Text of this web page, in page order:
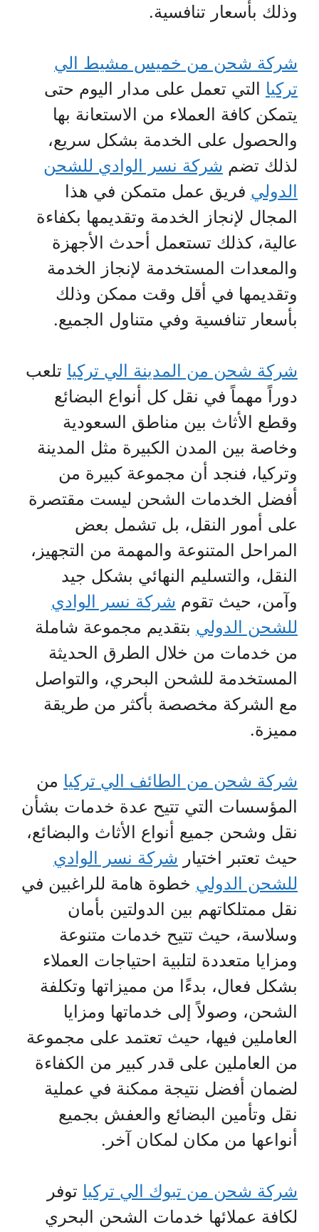
وذلك بأسعار تنافسية.
شركة شحن من خميس مشيط الي
تركيا التي تعمل على مدار اليوم حتى
يتمكن كافة العملاء من الاستعانة بها
والحصول على الخدمة بشكل سريع،
لذلك تضم شركة نسر الوادي للشحن
الدولي فريق عمل متمكن في هذا
المجال لإنجاز الخدمة وتقديمها بكفاءة
عالية، كذلك تستعمل أحدث الأجهزة
والمعدات المستخدمة لإنجاز الخدمة
وتقديمها في أقل وقت ممكن وذلك
بأسعار تنافسية وفي متناول الجميع.
شركة شحن من المدينة الي تركيا تلعب
دوراً مهماً في نقل كل أنواع البضائع
وقطع الأثاث بين مناطق السعودية
وخاصة بين المدن الكبيرة مثل المدينة
وتركيا، فنجد أن مجموعة كبيرة من
أفضل الخدمات الشحن ليست مقتصرة
على أمور النقل، بل تشمل بعض
المراحل المتنوعة والمهمة من التجهيز،
النقل، والتسليم النهائي بشكل جيد
وآمن، حيث تقوم شركة نسر الوادي
للشحن الدولي بتقديم مجموعة شاملة
من خدمات من خلال الطرق الحديثة
المستخدمة للشحن البحري، والتواصل
مع الشركة مخصصة بأكثر من طريقة
مميزة.
شركة شحن من الطائف الي تركيا من
المؤسسات التي تتيح عدة خدمات بشأن
نقل وشحن جميع أنواع الأثاث والبضائع،
حيث تعتبر اختيار شركة نسر الوادي
للشحن الدولي خطوة هامة للراغبين في
نقل ممتلكاتهم بين الدولتين بأمان
وسلاسة، حيث تتيح خدمات متنوعة
ومزايا متعددة لتلبية احتياجات العملاء
بشكل فعال، بدءًا من مميزاتها وتكلفة
الشحن، وصولاً إلى خدماتها ومزايا
العاملين فيها، حيث تعتمد على مجموعة
من العاملين على قدر كبير من الكفاءة
لضمان أفضل نتيجة ممكنة في عملية
نقل وتأمين البضائع والعفش بجميع
أنواعها من مكان لمكان آخر.
شركة شحن من تبوك الي تركيا توفر
لكافة عملائها خدمات الشحن البحري